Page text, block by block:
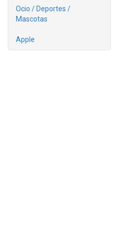
Ocio / Deportes /
Mascotas
Apple